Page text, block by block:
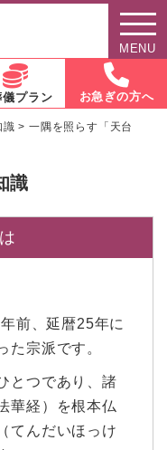
MENU
儀プラン お急ぎの方へ
識 >一隅を照らす「天台
識
前、延暦25年に
た宗派です。
とつであり、諸
華経）を根本仏
てんだいほっけ